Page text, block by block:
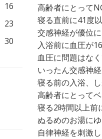
16
23
30
高齢者にとって
寝る直前に41度
交感神経が優位
入浴前に血圧が
血圧に問題はな
いったん交感神
寝る前の入浴、
高齢者にとって
寝る2時間以上前
ぬるめのお湯に
自律神経を刺激